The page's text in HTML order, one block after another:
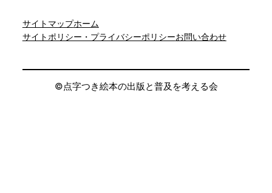
サイトマップホーム
サイトポリシー・プライバシーポリシーお問い合わせ
©︎点字つき絵本の出版と普及を考える会